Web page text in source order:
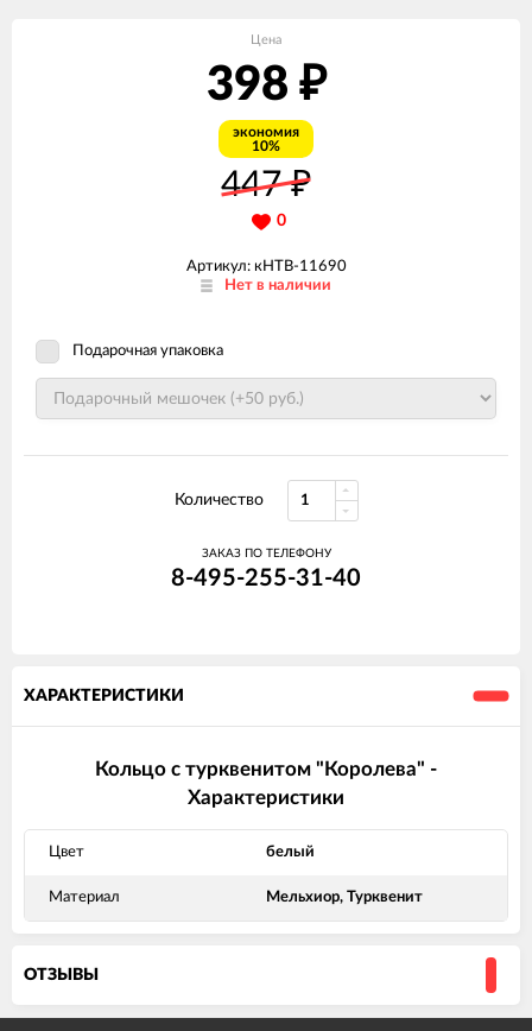
Цена
398 ₽
экономия
10%
447₽
0
Артикул: кНТВ-11690
Нет в наличии
Подарочная упаковка
Количество
ЗАКАЗ ПО ТЕЛЕФОНУ
8-495-255-31-40
ХАРАКТЕРИСТИКИ
Кольцо с турквенитом "Королева" -
Характеристики
Цвет белый
Материал Мельхиор, Турквенит
ОТЗЫВЫ